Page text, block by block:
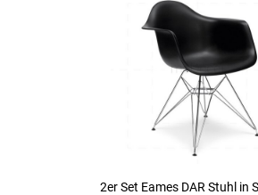
2er Set Eames DAR Stuhl in